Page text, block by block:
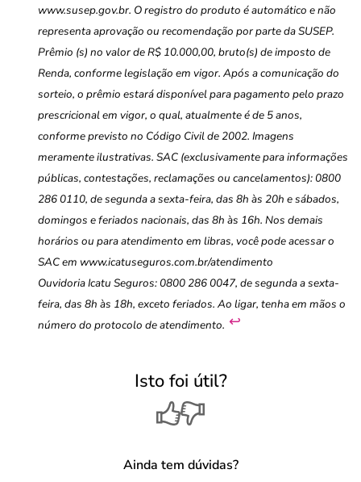
www.susep.gov.br. O registro do produto é automático e não
representa aprovação ou recomendação por parte da SUSEP.
Prêmio (s) no valor de R$ 10.000,00, bruto(s) de imposto de
Renda, conforme legislação em vigor. Após a comunicação do
sorteio, o prêmio estará disponível para pagamento pelo prazo
prescricional em vigor, o qual, atualmente é de 5 anos,
conforme previsto no Código Civil de 2002. Imagens
meramente ilustrativas. SAC (exclusivamente para informações
públicas, contestações, reclamações ou cancelamentos): 0800
286 0110, de segunda a sexta-feira, das 8h às 20h e sábados,
domingos e feriados nacionais, das 8h às 16h. Nos demais
horários ou para atendimento em libras, você pode acessar o
SAC em www.icatuseguros.com.br/atendimento
Ouvidoria Icatu Seguros: 0800 286 0047, de segunda a sexta-
feira, das 8h às 18h, exceto feriados. Ao ligar, tenha em mãos o
número do protocolo de atendimento. ↩︎
Isto foi útil?
Ainda tem dúvidas?